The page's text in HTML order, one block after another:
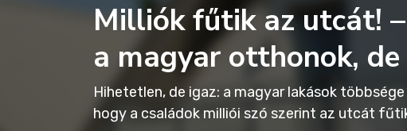
Milliók fűtik az utcát!
a magyar otthonok,
Hihetetlen, de igaz: a magyar lakások
hogy a családok milliói szó szerint az utcát